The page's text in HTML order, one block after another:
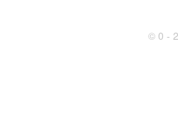
© 0 -